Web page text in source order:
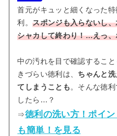
首元がキュッと細くなった
利。スポンジも入らないし
シャカして終わり！…えっ
中の汚れを目で確認するこ
きづらい徳利は、 ちゃんと
てしまうことも。そんな徳
したら…？
⇒徳利の洗い方！ポイ
も簡単！を見る